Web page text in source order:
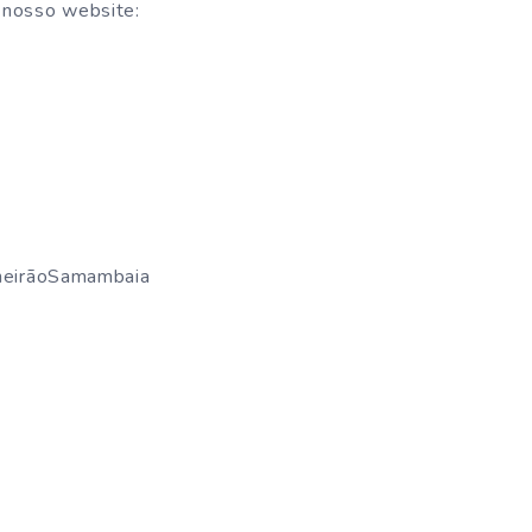
website: